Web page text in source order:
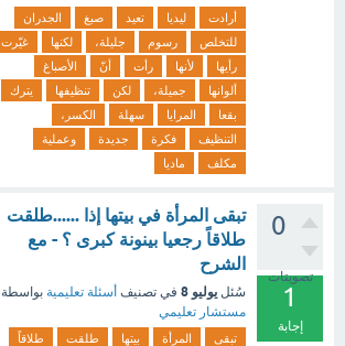
أرادت ليديا تعيد صبغ
الجدران
للتخلص
رسوم جليلة، لكنها
غيّرت
رأيها
لأنها رأت أنّ
الأصباغ
ألوانها
جميلة، لكن تنظيفها
يترك
بقعا
المرايا سهلة
الكسر،
التنظيف
فكرة جديدة
وعملية
مكلف
ماديا
0
تصويتات
1
إجابة
تبقى المرأة في بيتها إذا ......طلقت
طلاقاً رجعيا بينونة كبرى ؟ - مع
الشرح
سُئل يوليو 8 في تصنيف أسئلة تعليمية بواسطة
مستشار تعليمي
تبقى المرأة بيتها طلقت
طلاقاً